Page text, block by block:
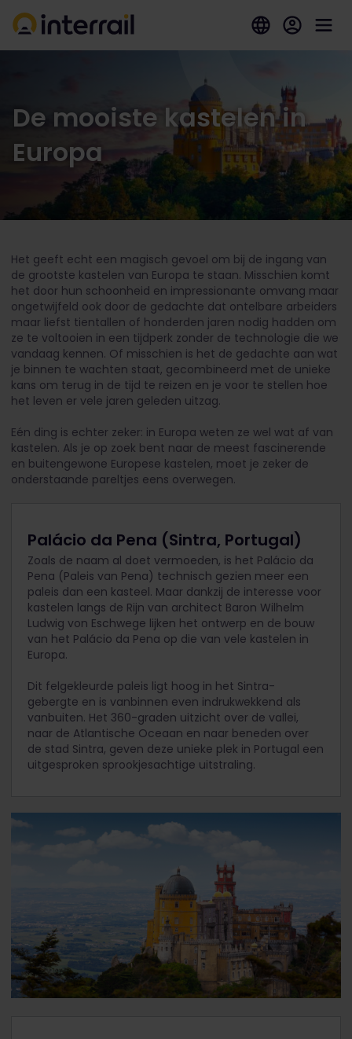
De mooiste kastelen in
Europa
Het geeft echt een magisch gevoel om bij de ingang van
de grootste kastelen van Europa te staan. Misschien komt
het door hun schoonheid en impressionante omvang maar
ongetwijfeld ook door de gedachte dat ontelbare arbeiders
maar liefst tientallen of honderden jaren nodig hadden om
ze te voltooien in een tijdperk zonder de technologie die we
vandaag kennen. Of misschien is het de gedachte aan wat
je binnen te wachten staat, gecombineerd met de unieke
kans om terug in de tijd te reizen en je voor te stellen hoe
het leven er vele jaren geleden uitzag.
Eén ding is echter zeker: in Europa weten ze wel wat af van
kastelen. Als je op zoek bent naar de meest fascinerende
en buitengewone Europese kastelen, moet je zeker de
onderstaande pareltjes eens overwegen.
Palácio da Pena (Sintra, Portugal)
Zoals de naam al doet vermoeden, is het Palácio da
Pena (Paleis van Pena) technisch gezien meer een
paleis dan een kasteel. Maar dankzij de interesse voor
kastelen langs de Rijn van architect Baron Wilhelm
Ludwig von Eschwege lijken het ontwerp en de bouw
van het Palácio da Pena op die van vele kastelen in
Europa.
Dit felgekleurde paleis ligt hoog in het Sintra-
gebergte en is vanbinnen even indrukwekkend als
vanbuiten. Het 360-graden uitzicht over de vallei,
naar de Atlantische Oceaan en naar beneden over
de stad Sintra, geven deze unieke plek in Portugal een
uitgesproken sprookjesachtige uitstraling.